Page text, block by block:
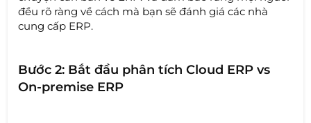
đều rõ ràng về cách mà bạn sẽ đánh giá các nhà
cung cấp ERP.
Bước 2: Bắt đầu phân tích Cloud ERP vs
On-premise ERP